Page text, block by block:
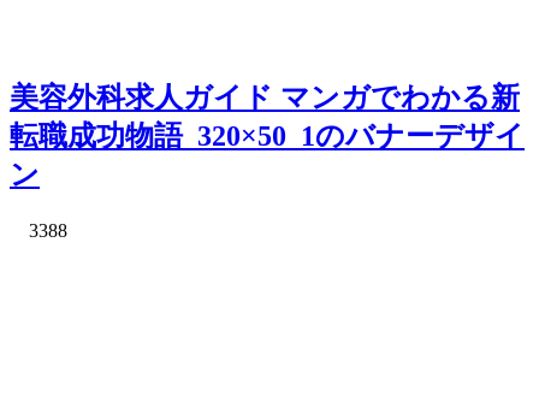
美容外科求人ガイド マンガでわかる新
転職成功物語_320×50_1のバナーデザイ
ン
3388